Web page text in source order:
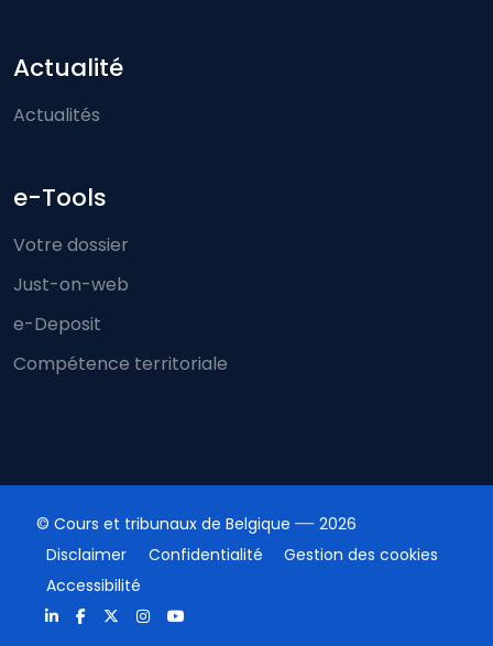
Actualité
Actualités
e-Tools
Votre dossier
Just-on-web
e-Deposit
Compétence territoriale
© Cours et tribunaux de Belgique
2026
Disclaimer
Confidentialité
Gestion des cookies
Accessibilité